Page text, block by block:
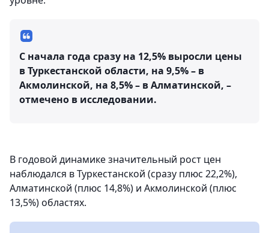
С начала года сразу на 12,5% выросли цены
в Туркестанской области, на 9,5% – в
Акмолинской, на 8,5% – в Алматинской, –
отмечено в исследовании.
В годовой динамике значительный рост цен
наблюдался в Туркестанской (сразу плюс 22,2%),
Алматинской (плюс 14,8%) и Акмолинской (плюс
13,5%) областях.